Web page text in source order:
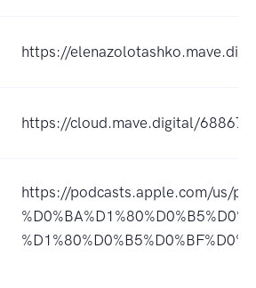
https://
https://cloud.mave.digital/68867
https://podcasts.apple.com/us/